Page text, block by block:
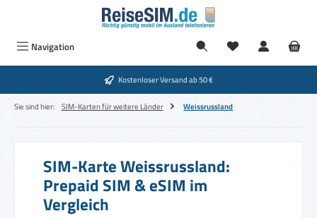
Zum Hauptinhalt springen
Navigation
Kostenloser Versand ab 50 €
Sie sind hier: SIM-Karten für weitere Länder Weissrussland
SIM-Karte Weissrussland:
Prepaid SIM & eSIM im
Vergleich